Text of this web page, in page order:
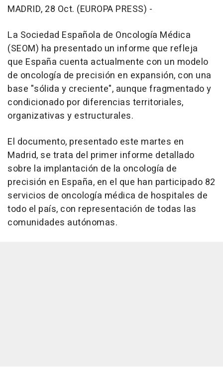
MADRID, 28 Oct. (EUROPA PRESS) -
La Sociedad Española de Oncología Médica
(SEOM) ha presentado un informe que refleja
que España cuenta actualmente con un modelo
de oncología de precisión en expansión, con una
base "sólida y creciente", aunque fragmentado y
condicionado por diferencias territoriales,
organizativas y estructurales.
El documento, presentado este martes en
Madrid, se trata del primer informe detallado
sobre la implantación de la oncología de
precisión en España, en el que han participado 82
servicios de oncología médica de hospitales de
todo el país, con representación de todas las
comunidades autónomas.